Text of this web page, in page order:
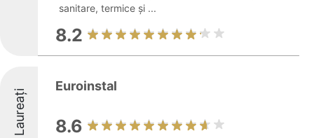
sanitare, termice și ...
8.2
Laureați
Euroinstal
8.6